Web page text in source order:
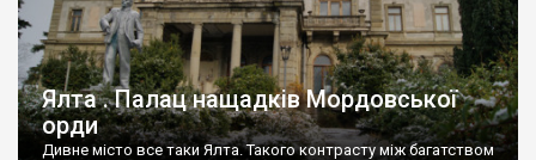
Ялта . Палац нащадків Мордовської
орди
Дивне місто все таки Ялта. Такого контрасту між багатством